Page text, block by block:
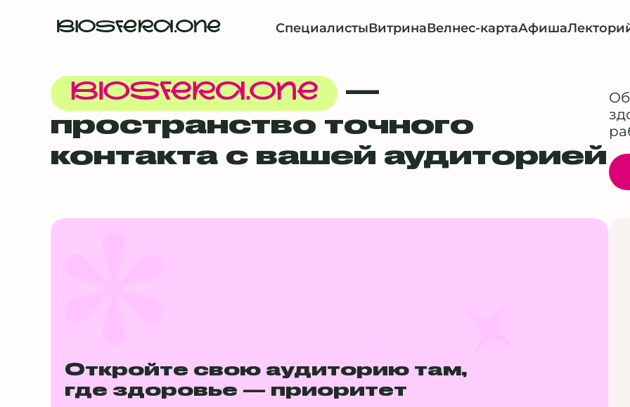
BIOSFERA.ONE СпециалистыВитринаВелнес-картаАфиша
BIOSFERA.ONE
—
пространство точного
контакта с вашей аудиторией
Откройте свою аудиторию там,
где здоровье — приоритет